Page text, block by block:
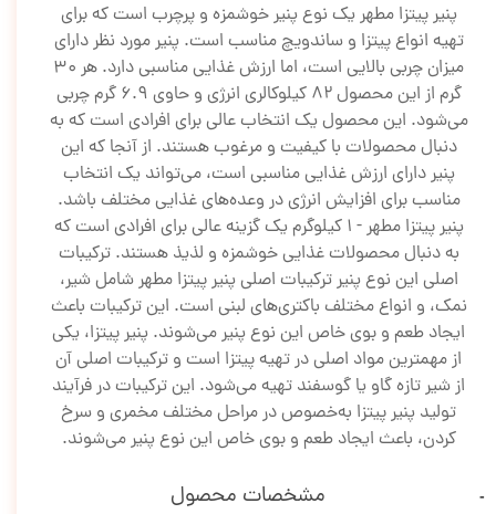
پنیر پیتزا مطهر یک نوع پنیر خوشمزه و پرچرب است که برای
تهیه انواع پیتزا و ساندویچ مناسب است. پنیر مورد نظر دارای
میزان چربی بالایی است، اما ارزش غذایی مناسبی دارد. هر ۳۰
گرم از این محصول ۸۲ کیلوکالری انرژی و حاوی ۶.۹ گرم چربی
می‌شود. این محصول یک انتخاب عالی برای افرادی است که به
دنبال محصولات با کیفیت و مرغوب هستند. از آنجا که این
پنیر دارای ارزش غذایی مناسبی است، می‌تواند یک انتخاب
مناسب برای افزایش انرژی در وعده‌های غذایی مختلف باشد.
پنیر پیتزا مطهر - 1 کیلوگرم یک گزینه عالی برای افرادی است که
به دنبال محصولات غذایی خوشمزه و لذیذ هستند. ترکیبات
اصلی این نوع پنیر ترکیبات اصلی پنیر پیتزا مطهر شامل شیر،
نمک، و انواع مختلف باکتری‌های لبنی است. این ترکیبات باعث
ایجاد طعم و بوی خاص این نوع پنیر می‌شوند. پنیر پیتزا، یکی
از مهمترین مواد اصلی در تهیه پیتزا است و ترکیبات اصلی آن
از شیر تازه گاو یا گوسفند تهیه می‌شود. این ترکیبات در فرآیند
تولید پنیر پیتزا به‌خصوص در مراحل مختلف مخمری و سرخ
کردن، باعث ایجاد طعم و بوی خاص این نوع پنیر می‌شوند.
مشخصات محصول